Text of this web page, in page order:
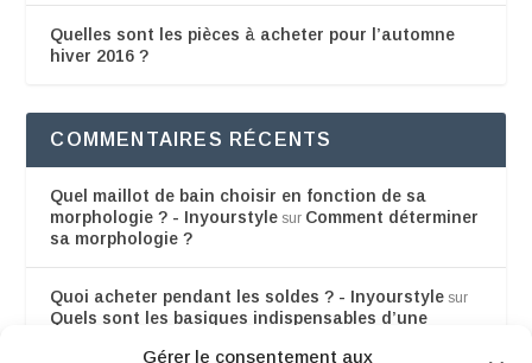
Gérer le consentement aux
Quelles sont les pièces à acheter pour l’automne
hiver 2016 ?
COMMENTAIRES RÉCENTS
Quel maillot de bain choisir en fonction de sa
morphologie ? - Inyourstyle sur Comment déterminer
sa morphologie ?
Quoi acheter pendant les soldes ? - Inyourstyle sur
Quels sont les basiques indispensables d’une